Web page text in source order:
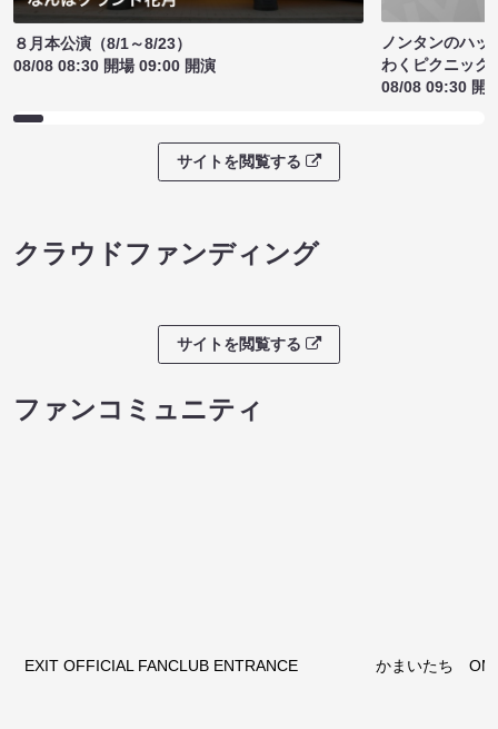
８月本公演（8/1～8/23）
08/08 08:30 開場 09:00 開演
ノンタンのハッ
わくピクニック
08/08 09:30 開
サイトを閲覧する
クラウドファンディング
サイトを閲覧する
ファンコミュニティ
EXIT OFFICIAL FANCLUB ENTRANCE かまいたち